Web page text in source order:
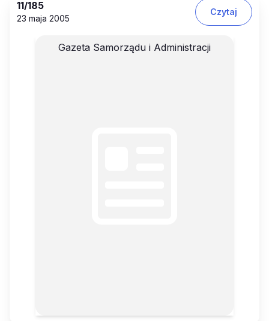
11/185
23 maja 2005
Czytaj
Gazeta Samorządu i Administracji